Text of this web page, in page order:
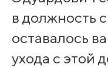
в должность
оставалось
ухода с этой